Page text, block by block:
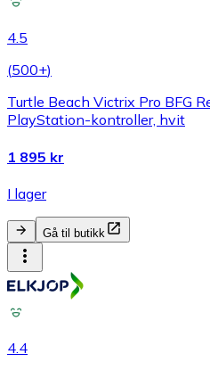
4.5
(500+)
Turtle Beach Victrix Pro BFG
PlayStation-kontroller, hvit
1 895 kr
I lager
Gå til butikk
4.4